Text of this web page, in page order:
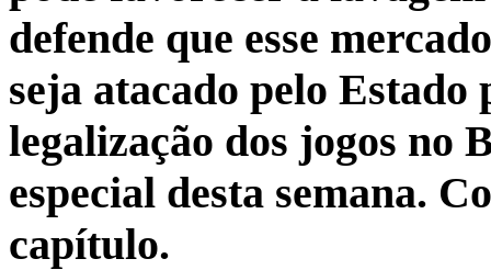
defende que esse
seja atacado pelo
legalização dos jogos no
especial desta semana.
capítulo.